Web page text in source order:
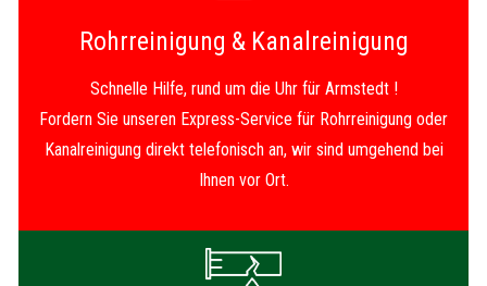
Rohrreinigung & Kanalreinigung
Schnelle Hilfe, rund um die Uhr für Armstedt !
Fordern Sie unseren Express-Service für Rohrreinigung oder
Kanalreinigung direkt telefonisch an, wir sind umgehend bei
Ihnen vor Ort.